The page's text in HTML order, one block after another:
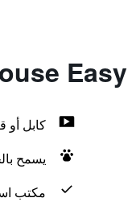
كابل أو
يسمح
مكتب